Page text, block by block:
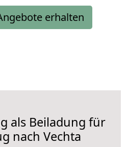
erhalten
als Beiladung für
nach Vechta